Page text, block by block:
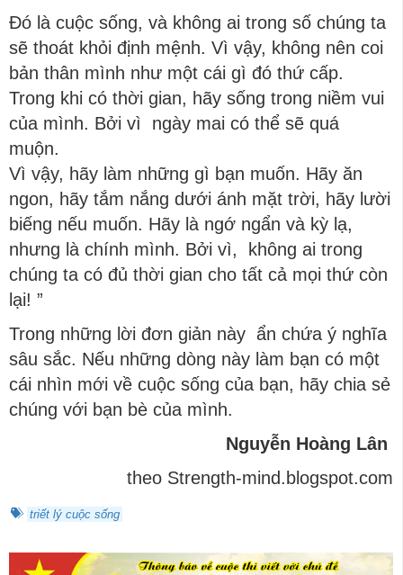
Đó là cuộc sống, và không ai trong số chúng ta
sẽ thoát khỏi định mệnh. Vì vậy, không nên coi
bản thân mình như một cái gì đó thứ cấp.
Trong khi có thời gian, hãy sống trong niềm vui
của mình. Bởi vì ngày mai có thể sẽ quá
muộn.
Vì vậy, hãy làm những gì bạn muốn. Hãy ăn
ngon, hãy tắm nắng dưới ánh mặt trời, hãy lười
biếng nếu muốn. Hãy là ngớ ngẩn và kỳ lạ,
nhưng là chính mình. Bởi vì, không ai trong
chúng ta có đủ thời gian cho tất cả mọi thứ còn
lại! ”
Trong những lời đơn giản này ẩn chứa ý nghĩa
sâu sắc. Nếu những dòng này làm bạn có một
cái nhìn mới về cuộc sống của bạn, hãy chia sẻ
chúng với bạn bè của mình.
Nguyễn Hoàng Lân
theo Strength-mind.blogspot.com
triết lý cuộc sống